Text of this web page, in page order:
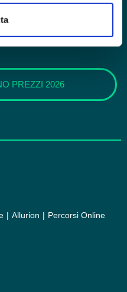
PREZZI 2026
Allurion Percorsi Online